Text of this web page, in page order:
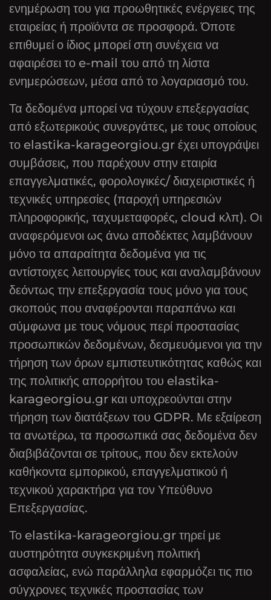
ενημέρωση του για προωθητικές ενέργειες της
εταιρείας ή προϊόντα σε προσφορά. Όποτε
επιθυμεί ο ίδιος μπορεί στη συνέχεια να
αφαιρέσει το e-mail του από τη λίστα
ενημερώσεων, μέσα από το λογαριασμό του.
Τα δεδομένα μπορεί να τύχουν επεξεργασίας
από εξωτερικούς συνεργάτες, με τους οποίους
το elastika-karageorgiou.gr έχει υπογράψει
συμβάσεις, που παρέχουν στην εταιρία
επαγγελματικές, φορολογικές/ διαχειριστικές ή
τεχνικές υπηρεσίες (παροχή υπηρεσιών
πληροφορικής, ταχυμεταφορές, cloud κλπ). Οι
αναφερόμενοι ως άνω αποδέκτες λαμβάνουν
μόνο τα απαραίτητα δεδομένα για τις
αντίστοιχες λειτουργίες τους και αναλαμβάνουν
δεόντως την επεξεργασία τους μόνο για τους
σκοπούς που αναφέρονται παραπάνω και
σύμφωνα με τους νόμους περί προστασίας
προσωπικών δεδομένων, δεσμευόμενοι για την
τήρηση των όρων εμπιστευτικότητας καθώς και
της πολιτικής απορρήτου του elastika-
karageorgiou.gr και υποχρεούνται στην
τήρηση των διατάξεων του GDPR. Με εξαίρεση
τα ανωτέρω, τα προσωπικά σας δεδομένα δεν
διαβιβάζονται σε τρίτους, που δεν εκτελούν
καθήκοντα εμπορικού, επαγγελματικού ή
τεχνικού χαρακτήρα για τον Υπεύθυνο
Επεξεργασίας.
Το elastika-karageorgiou.gr τηρεί με
αυστηρότητα συγκεκριμένη πολιτική
ασφαλείας, ενώ παράλληλα εφαρμόζει τις πιο
σύγχρονες τεχνικές προστασίας των